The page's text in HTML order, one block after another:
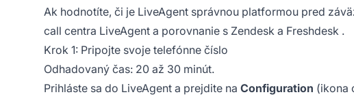
Ak hodnotíte, či je LiveAgent správnou platformou pred
call centra LiveAgent a porovnanie s Zendesk a Freshdesk .
Krok 1: Pripojte svoje telefónne číslo
Odhadovaný čas: 20 až 30 minút.
Prihláste sa do LiveAgent a prejdite na Configuration (ikona